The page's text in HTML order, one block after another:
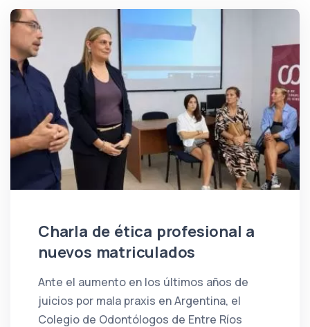
Charla de ética profesional a
nuevos matriculados
Ante el aumento en los últimos años de
juicios por mala praxis en Argentina, el
Colegio de Odontólogos de Entre Ríos